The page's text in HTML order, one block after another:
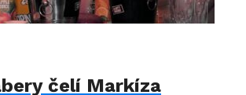
čelí Markíza